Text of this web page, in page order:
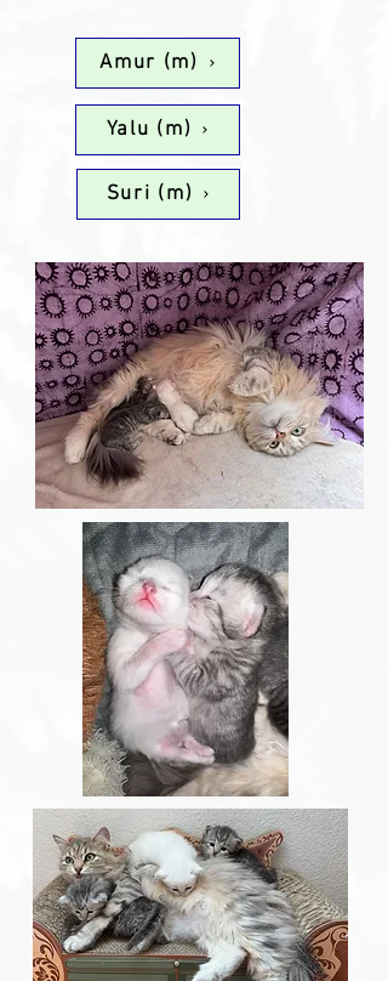
Amur (m)
Yalu (m)
Suri (m)